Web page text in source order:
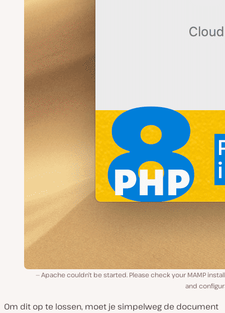
Apache couldn’t be started. Please check your MAMP
and
Om dit op te lossen, moet je simpelweg de document